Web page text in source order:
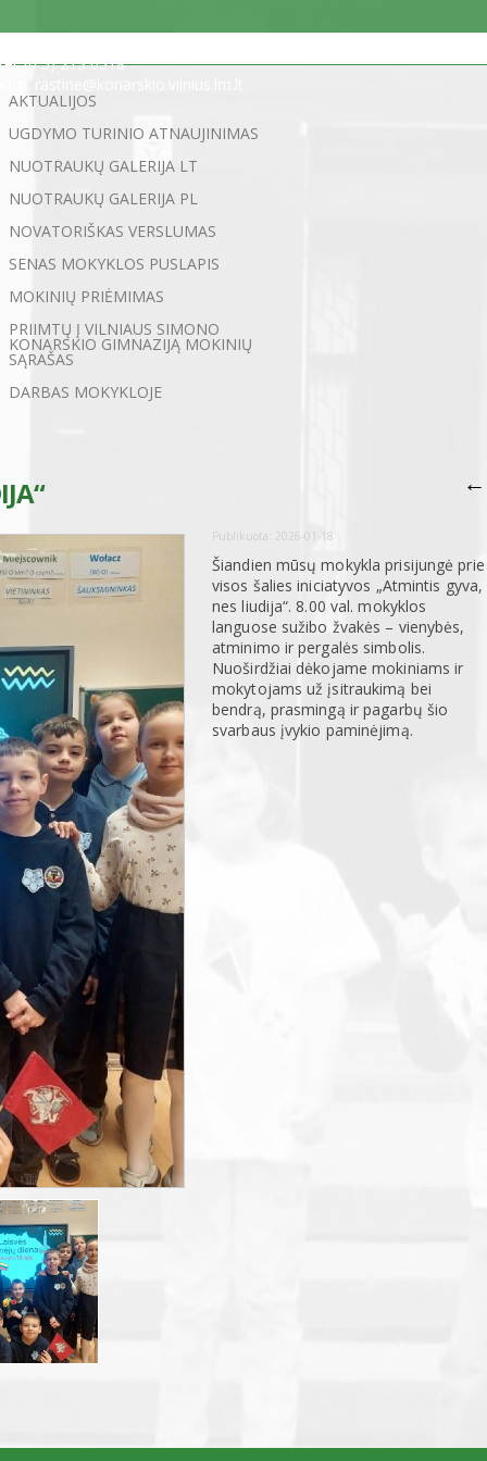
tel. (0 5) 213 0518
AKTUALIJOS
UGDYMO TURINIO ATNAUJINIMAS
NUOTRAUKŲ GALERIJA LT
NUOTRAUKŲ GALERIJA PL
NOVATORIŠKAS VERSLUMAS
SENAS MOKYKLOS PUSLAPIS
MOKINIŲ PRIĖMIMAS
PRIIMTŲ Į VILNIAUS SIMONO
KONARSKIO GIMNAZIJĄ MOKINIŲ
SĄRAŠAS
DARBAS MOKYKLOJE
←
Publikuota: 2026-01-18
Šiandien mūsų mokykla prisijungė prie
visos šalies iniciatyvos „Atmintis gyva,
nes liudija“. 8.00 val. mokyklos
languose sužibo žvakės – vienybės,
atminimo ir pergalės simbolis.
Nuoširdžiai dėkojame mokiniams ir
mokytojams už įsitraukimą bei
bendrą, prasmingą ir pagarbų šio
svarbaus įvykio paminėjimą.